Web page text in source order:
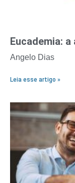
Eucademia:
Angelo Dias
Leia esse artigo »